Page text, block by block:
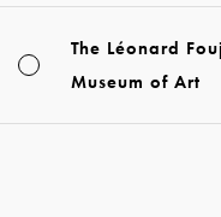
The Léonard
Museum of Art